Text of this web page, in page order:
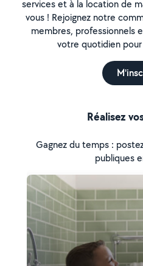
services et à la location de
vous ! Rejoignez notre
membres, professionnels
votre quotidien
Réalisez
Gagnez du temps :
publiques